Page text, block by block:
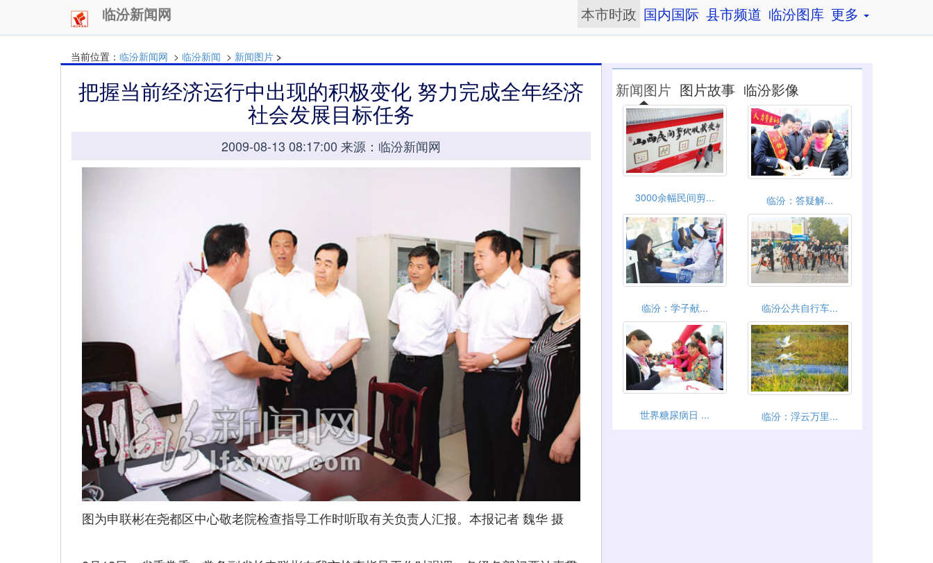
临汾新闻网 本市时政 国内国际 县市频道 临汾图库 更多
当前位置： 临汾新闻网 > 临汾新闻 > 新闻图片 >
把握当前经济运行中出现的积极变化 努力完成全年经济
社会发展目标任务
2009-08-13 08:17:00 来源：临汾新闻网
图为申联彬在尧都区中心敬老院检查指导工作时听取有关负责人汇报。本报记者 魏华 摄
新闻图片 图片故事 临汾影像
3000余幅民间剪... 临汾：答疑解...
临汾：学子献... 临汾公共自行车...
世界糖尿病日 ... 临汾：浮云万里...